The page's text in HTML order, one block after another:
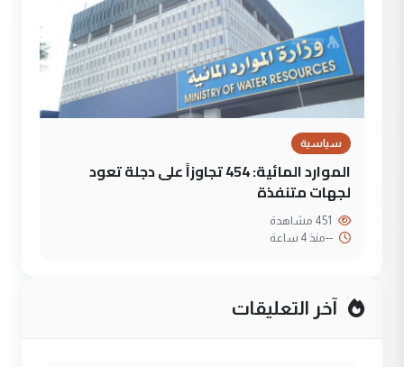
سياسية
الموارد المائية: 454 تجاوزاً على دجلة تعود
لجهات متنفذة
--منذ 4 ساعة
آخر التعليقات